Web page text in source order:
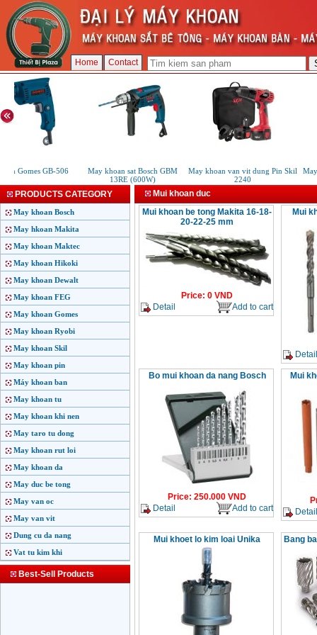
Home Contact
Gomes GB-506
May khoan sat Bosch GBM
13RE (600W)
May khoan van vit dung Pin Skil
2240
PRODUCTS CATEGORY
May khoan Bosch
May hkoan Makita
May khoan Maktec
May khoan Hikoki
May khoan Dewalt
May khoan FEG
May khoan Gomes
May khoan Ryobi
May khoan Skil
May khoan pin
Máy khoan ban
May khoan tu
May khoan khi nen
May taro tu dong
May khoan rut loi
May khoan da
May duc be tong
May van oc
May van vit
Dung cu da nang
Vat tu kim khi
Best-Sell Products
Mui khoan duc
Mui khoan be tong Makita 16-18-
20-22-25 mm
Price: 0 VND
Detail
Add to cart
Mui
Detail
Bo mui khoan da nang Bosch
Price: 250.000 VND
Detail
Add to cart
Mui
Detail
Mui khoet lo kim loai Unika Bang